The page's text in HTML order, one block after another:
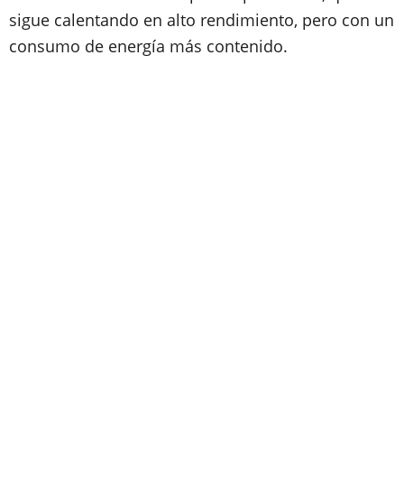
sigue calentando en alto rendimiento, pero con un
consumo de energía más contenido.